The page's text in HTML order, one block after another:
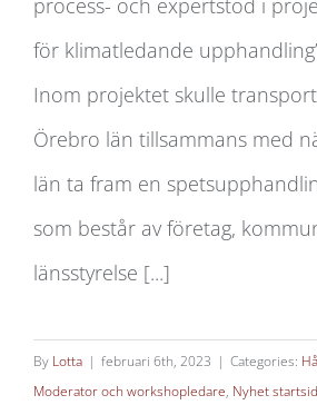
upphandling
process- och expertstöd i
för klimatledande
Inom projektet skulle
Örebro län tillsammans med
län ta fram en
som består av företag,
länsstyrelse [...]
By Lotta | februari 6th, 2023 | Categories:
Moderator och workshopledare, Nyhet